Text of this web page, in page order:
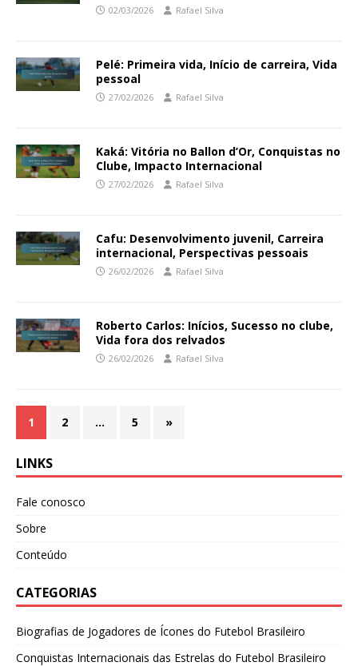
02/03/2026 Rafael Silva
Pelé: Primeira vida, Início de carreira, Vida
pessoal
27/02/2026 Rafael Silva
Kaká: Vitória no Ballon d’Or, Conquistas no
Clube, Impacto Internacional
27/02/2026 Rafael Silva
Cafu: Desenvolvimento juvenil, Carreira
internacional, Perspectivas pessoais
26/02/2026 Rafael Silva
Roberto Carlos: Inícios, Sucesso no clube,
Vida fora dos relvados
26/02/2026 Rafael Silva
1 2 … 5 »
LINKS
Fale conosco
Sobre
Conteúdo
CATEGORIAS
Biografias de Jogadores de Ícones do Futebol Brasileiro
Conquistas Internacionais das Estrelas do Futebol Brasileiro